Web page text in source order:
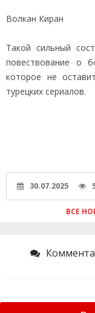
Волкан Киран
Такой сильный
повествование о
которое не
турецких сериалов.
30.07.2025
ВСЕ